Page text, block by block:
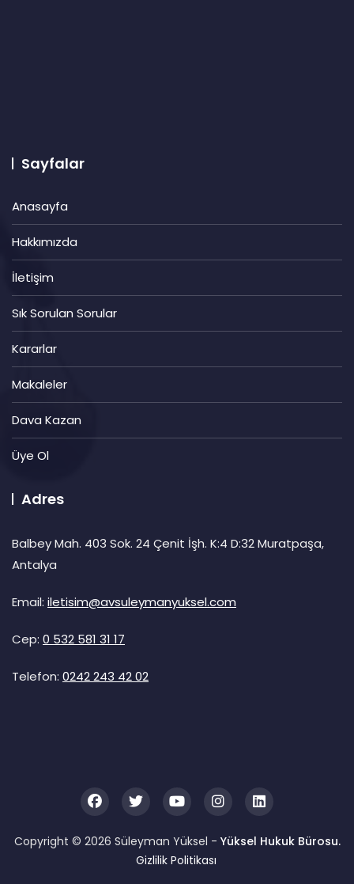
Sayfalar
Anasayfa
Hakkımızda
İletişim
Sık Sorulan Sorular
Kararlar
Makaleler
Dava Kazan
Üye Ol
Adres
Balbey Mah. 403 Sok. 24 Çenit İşh. K:4 D:32 Muratpaşa,
Antalya
Email: iletisim@avsuleymanyuksel.com
Cep: 0 532 581 31 17
Telefon: 0242 243 42 02
Copyright © 2026 Süleyman Yüksel - Yüksel Hukuk Bürosu.
Gizlilik Politikası